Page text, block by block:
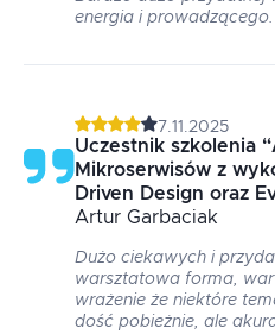
energia i
7.11.2025
Uczestnik szkolenia “
Mikroserwisów z
Driven Design oraz
Artur Garbaciak
Dużo ciekawych i
warsztatowa forma,
wrażenie że niektóre
dość pobieżnie, ale